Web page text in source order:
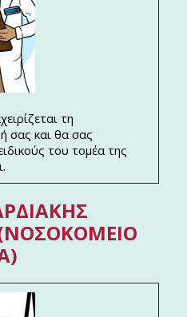
τη
σας και θα σας
του τομέα της